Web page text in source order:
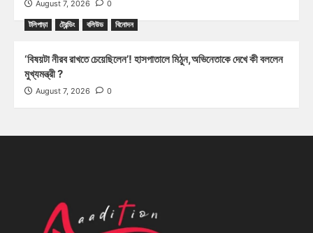
August 7, 2026 0
টলিপাড়া ট্রেন্ডিং বলিউড বিনোদন
‘বিষয়টা নীরব রাখতে চেয়েছিলেন’! হাসপাতালে মিঠুন,অভিনেতাকে দেখে কী বললেন
মুখ্যমন্ত্রী ?
August 7, 2026 0